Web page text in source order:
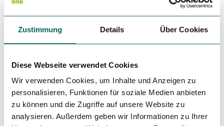
Zustimmung Details Über Cookies
Diese Webseite verwendet Cookies
Wir verwenden Cookies, um Inhalte und Anzeigen zu
personalisieren, Funktionen für soziale Medien anbieten
zu können und die Zugriffe auf unsere Website zu
analysieren. Außerdem geben wir Informationen zu Ihrer
Weitere Infos / Links
Autor:in
Andrea Hunold
Organisation